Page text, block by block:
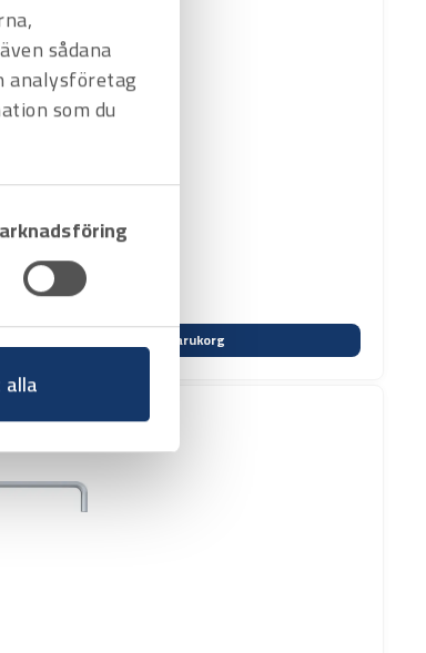
sådana
analysföretag
som du
Varukorg